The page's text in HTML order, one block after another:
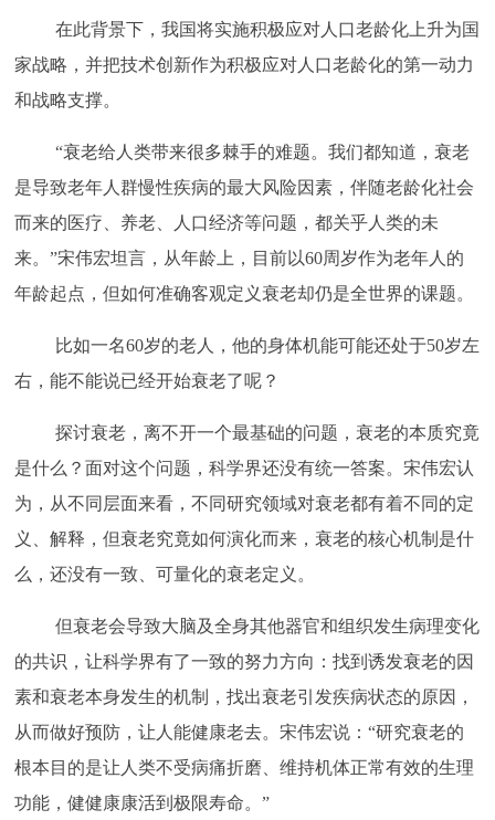
在此背景下，我国将实施积极应对人口老龄化上升为国
家战略，并把技术创新作为积极应对人口老龄化的第一动力
和战略支撑。
“衰老给人类带来很多棘手的难题。我们都知道，衰老
是导致老年人群慢性疾病的最大风险因素，伴随老龄化社会
而来的医疗、养老、人口经济等问题，都关乎人类的未
来。”宋伟宏坦言，从年龄上，目前以60周岁作为老年人的
年龄起点，但如何准确客观定义衰老却仍是全世界的课题。
比如一名60岁的老人，他的身体机能可能还处于50岁左
右，能不能说已经开始衰老了呢？
探讨衰老，离不开一个最基础的问题，衰老的本质究竟
是什么？面对这个问题，科学界还没有统一答案。宋伟宏认
为，从不同层面来看，不同研究领域对衰老都有着不同的定
义、解释，但衰老究竟如何演化而来，衰老的核心机制是什
么，还没有一致、可量化的衰老定义。
但衰老会导致大脑及全身其他器官和组织发生病理变化
的共识，让科学界有了一致的努力方向：找到诱发衰老的因
素和衰老本身发生的机制，找出衰老引发疾病状态的原因，
从而做好预防，让人能健康老去。宋伟宏说： “研究衰老的
根本目的是让人类不受病痛折磨、维持机体正常有效的生理
功能，健健康康活到极限寿命。”